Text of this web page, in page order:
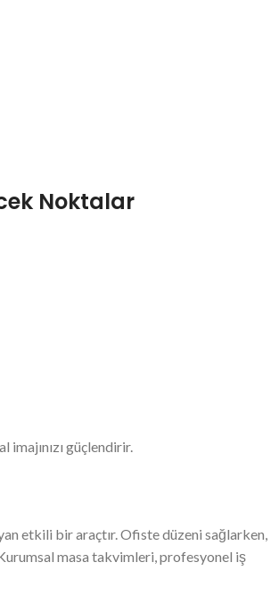
Noktalar
güçlendirir.
etkili bir araçtır. Ofiste düzeni sağlarken,
masa takvimleri, profesyonel iş